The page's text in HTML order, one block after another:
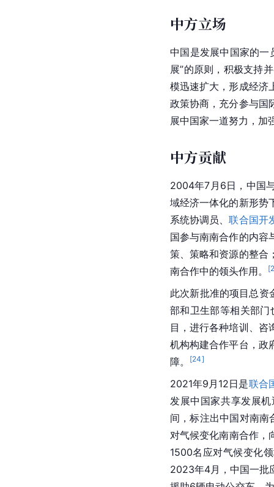
中方立场
中国是发展中国家的一
展”的原则，积极支持
模迅速扩大，形成经济
政策协商，充分参与国
展中国家一道努力，加
中方贡献
2004年7月6日，中国
域经济一体化的新形势
系统协调员、联合国开
国参与南南合作的内容
策、策略和资源的整合
南合作中的领头作用。
[
此次新批准的项目总资
部和卫生部等相关部
目，进行各种培训、咨
机构构建合作平台，政
障。
[24]
2021年9月12日是联合
发展中国家共享发展
间，标注出中国对南南
对气候变化南南合作，
1500名应对气候变化
2023年4月，中国一批